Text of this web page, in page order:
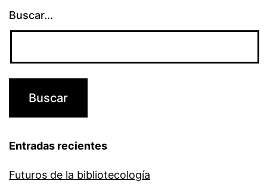
Buscar...
Entradas recientes
Futuros de la bibliotecología